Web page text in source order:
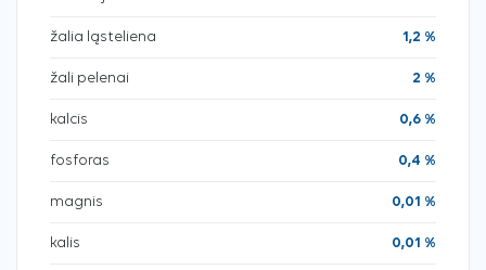
žalia ląsteliena 1,2 %
žali pelenai 2 %
kalcis 0,6 %
fosforas 0,4 %
magnis 0,01 %
kalis 0,01 %